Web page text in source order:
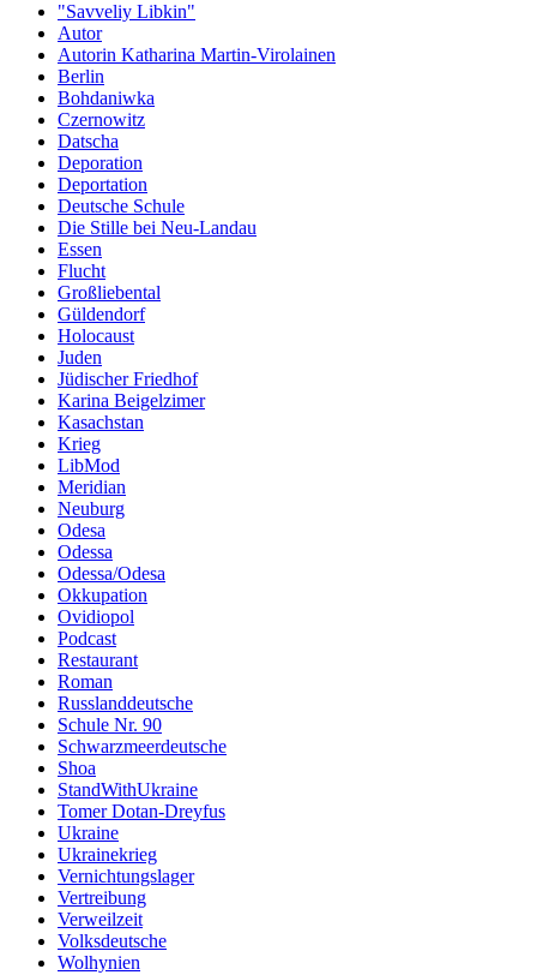
"Savveliy Libkin"
Autor
Autorin Katharina Martin-Virolainen
Berlin
Boh­da­niwka
Czernowitz
Datscha
Deporation
Deportation
Deutsche Schule
Die Stille bei Neu-Landau
Essen
Flucht
Großliebental
Güldendorf
Holocaust
Juden
Jüdischer Friedhof
Karina Beigelzimer
Kasachstan
Krieg
LibMod
Meridian
Neuburg
Odesa
Odessa
Odessa/Odesa
Okkupation
Ovidiopol
Podcast
Restaurant
Roman
Russlanddeutsche
Schule Nr. 90
Schwarzmeerdeutsche
Shoa
StandWithUkraine
Tomer Dotan-Dreyfus
Ukraine
Ukrainekrieg
Vernichtungslager
Vertreibung
Verweilzeit
Volksdeutsche
Wolhynien